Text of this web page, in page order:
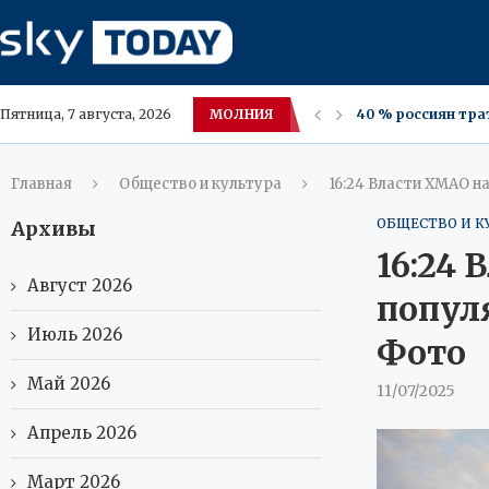
Пятница, 7 августа, 2026 МОЛНИЯ Итальянская
В Париже
7 августа в
Орехи улучшают
Внешняя
МИД России:
Wildberries
Свиное сало в
Главная Общество и культура 16:24 Власти ХМАО
ОБЩЕСТВО И
16:24
Фото
11/07/2025
Архивы
Август 2026
Июль 2026
Май 2026
Апрель 2026
Март 2026